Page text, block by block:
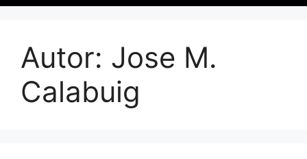
Autor: Jose M.
Calabuig